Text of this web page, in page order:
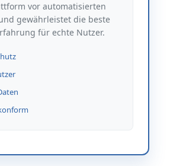
vor automatisierten
gewährleistet die beste
für echte Nutzer.